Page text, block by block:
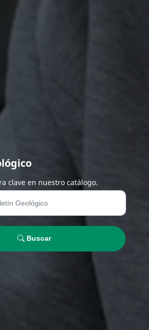
clave en nuestro catálogo.
Buscar